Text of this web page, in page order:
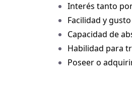
Interés tanto
Facilidad y
Capacidad de
Habilidad para
Poseer o